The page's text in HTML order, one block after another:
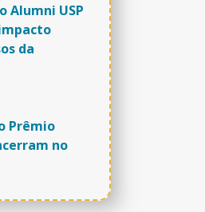
Alumni USP
da
Prêmio
no